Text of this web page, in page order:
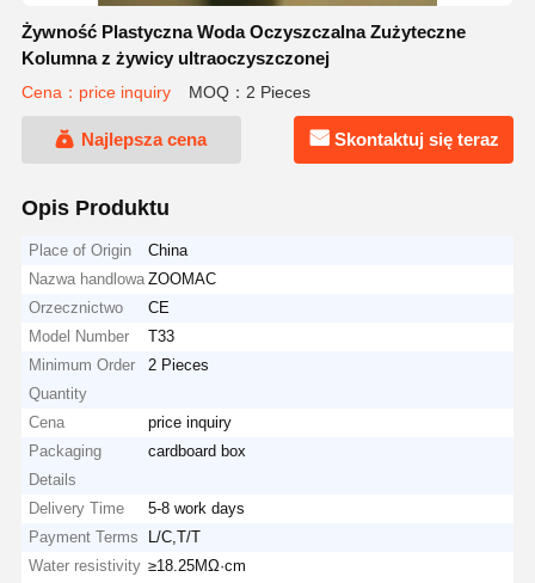
Żywność Plastyczna Woda Oczyszczalna Zużyteczne
Kolumna z żywicy ultraoczyszczonej
Cena：price inquiry MOQ：2 Pieces
Najlepsza cena Skontaktuj się teraz
Opis Produktu
Place of Origin
China
Nazwa handlowa ZOOMAC
Orzecznictwo
CE
Model Number
T33
Minimum Order
Quantity
2 Pieces
Cena
price inquiry
Packaging
Details
cardboard box
Delivery Time
5-8 work days
Payment Terms
L/C,T/T
Water resistivity ≥18.25MΩ·cm